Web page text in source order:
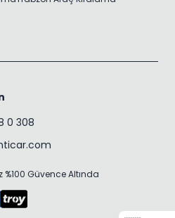
0 308
%100 Güvence Altında